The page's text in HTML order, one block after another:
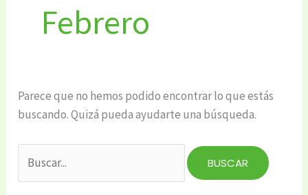
Febrero
Parece que no hemos podido encontrar lo que estás
buscando. Quizá pueda ayudarte una búsqueda.